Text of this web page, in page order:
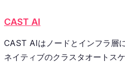
CAST AI
CAST AIはノードとインフラ層
ネイティブのクラスタオートス